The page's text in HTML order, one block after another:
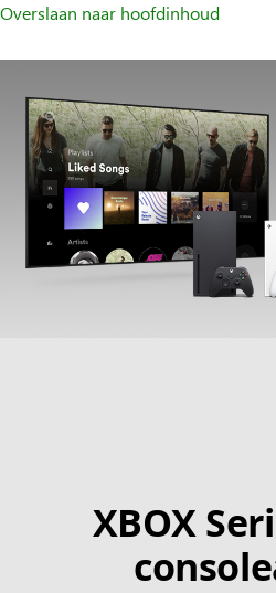
Overslaan naar hoofdinhoud
XBOX